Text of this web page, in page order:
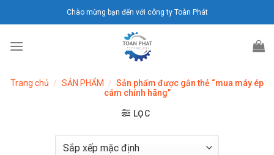
đến
dung
Chào mừng bạn đến với công ty Toàn Phát
Trang chủ / SẢN PHẨM / Sản phẩm được gắn thẻ “mua máy ép
cám chính hãng”
LỌC